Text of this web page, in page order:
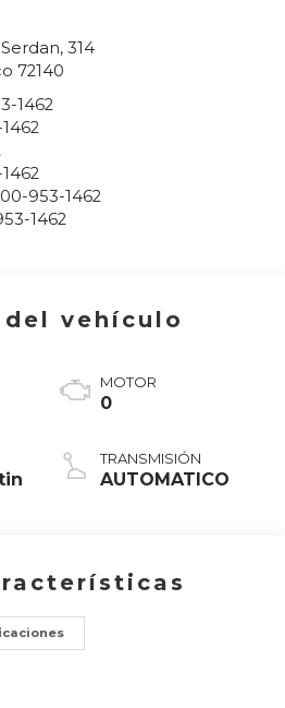
314
72140
1462
953-1462
1462
vehículo
MOTOR
0
TRANSMISIÓN
AUTOMATICO